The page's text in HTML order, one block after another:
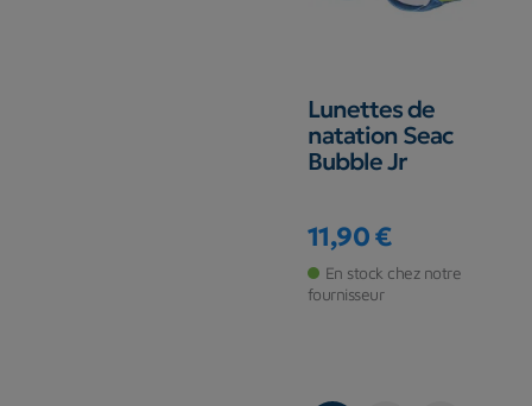
Lunettes de
natation Seac
Bubble Jr
Prix
11,90 €
En stock chez notre
fournisseur